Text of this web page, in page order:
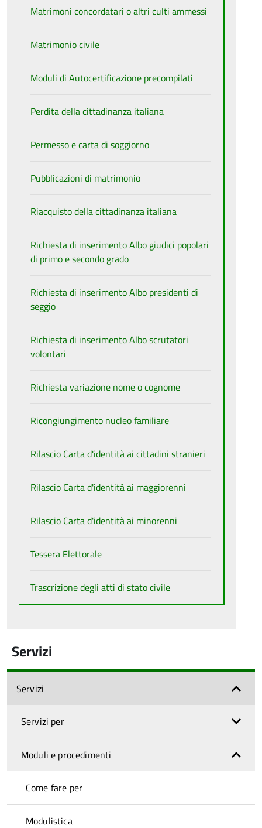
Matrimoni concordatari o altri culti ammessi
Matrimonio civile
Moduli di Autocertificazione precompilati
Perdita della cittadinanza italiana
Permesso e carta di soggiorno
Pubblicazioni di matrimonio
Riacquisto della cittadinanza italiana
Richiesta di inserimento Albo giudici popolari
di primo e secondo grado
Richiesta di inserimento Albo presidenti di
seggio
Richiesta di inserimento Albo scrutatori
volontari
Richiesta variazione nome o cognome
Ricongiungimento nucleo familiare
Rilascio Carta d'identità ai cittadini stranieri
Rilascio Carta d'identità ai maggiorenni
Rilascio Carta d'identità ai minorenni
Tessera Elettorale
Trascrizione degli atti di stato civile
Servizi
Servizi
Servizi per
Moduli e procedimenti
Come fare per
Modulistica